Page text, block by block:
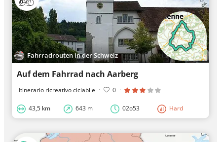
Fahrradrouten in der Schweiz
Auf dem Fahrrad nach Aarberg
Itinerario ricreativo ciclabile · 0 ·
43,5 km 643 m 02o53 Hard